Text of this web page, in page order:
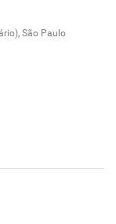
São Paulo